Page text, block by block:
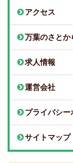
アクセス
万葉のさと
求人情報
運営会社
プライバシー
サイトマップ